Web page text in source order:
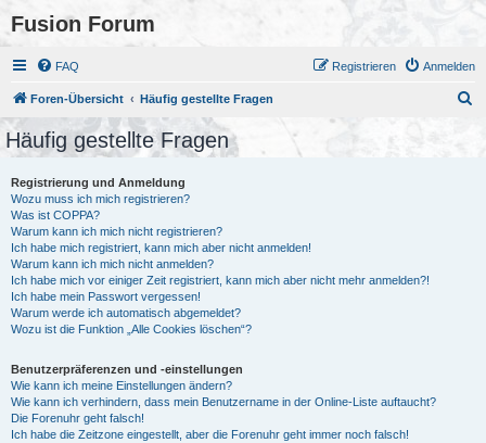
Fusion Forum
FAQ Anmelden
Registrieren
Foren-Übersicht Häufig gestellte Fragen
Häufig gestellte Fragen
Registrierung und Anmeldung
Wozu muss ich mich registrieren?
Was ist COPPA?
Warum kann ich mich nicht registrieren?
Ich habe mich registriert, kann mich aber nicht anmelden!
Warum kann ich mich nicht anmelden?
Ich habe mich vor einiger Zeit registriert, kann mich aber nicht mehr anmelden?!
Ich habe mein Passwort vergessen!
Warum werde ich automatisch abgemeldet?
Wozu ist die Funktion „Alle Cookies löschen“?
Benutzerpräferenzen und -einstellungen
Wie kann ich meine Einstellungen ändern?
Wie kann ich verhindern, dass mein Benutzername in der Online-Liste auftaucht?
Die Forenuhr geht falsch!
Ich habe die Zeitzone eingestellt, aber die Forenuhr geht immer noch falsch!